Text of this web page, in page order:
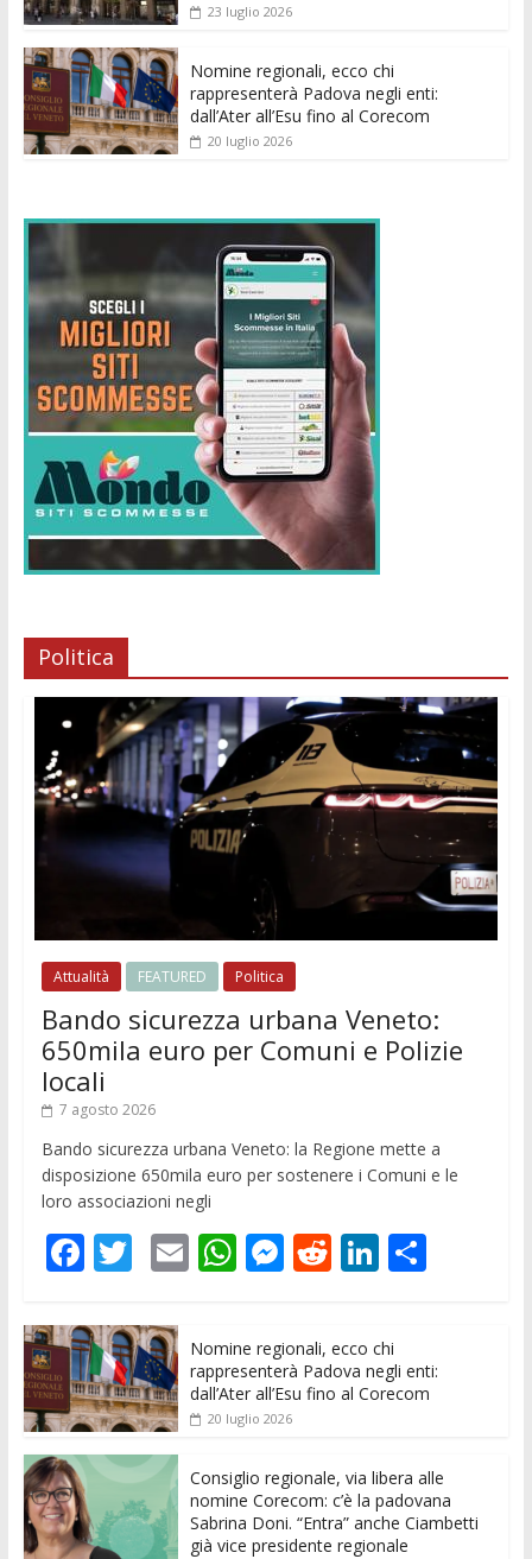
23 luglio 2026
Nomine regionali, ecco chi
rappresenterà Padova negli enti:
dall’Ater all’Esu fino al Corecom
20 luglio 2026
Politica
Attualità FEATURED Politica
Bando sicurezza urbana Veneto:
650mila euro per Comuni e Polizie
locali
7 agosto 2026
Bando sicurezza urbana Veneto: la Regione mette a
disposizione 650mila euro per sostenere i Comuni e le
loro associazioni negli
F
e
b
o
o
k
T
itt
er
E
l
W
s
A
p
p
M
ss
e
n
er
R
di
t
Li
k
e
dI
C
di
vi
Nomine regionali, ecco chi
rappresenterà Padova negli enti:
dall’Ater all’Esu fino al Corecom
20 luglio 2026
Consiglio regionale, via libera alle
nomine Corecom: c’è la padovana
Sabrina Doni. “Entra” anche Ciambetti
già vice presidente regionale